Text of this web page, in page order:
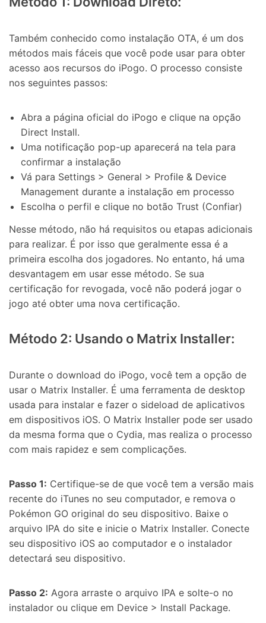
Também conhecido como instalação OTA, é um dos
métodos mais fáceis que você pode usar para obter
acesso aos recursos do iPogo. O processo consiste
nos seguintes passos:
Abra a página oficial do iPogo e clique na opção
Direct Install.
Uma notificação pop-up aparecerá na tela para
confirmar a instalação
Vá para Settings > General > Profile & Device
Management durante a instalação em processo
Escolha o perfil e clique no botão Trust (Confiar)
Nesse método, não há requisitos ou etapas adicionais
para realizar. É por isso que geralmente essa é a
primeira escolha dos jogadores. No entanto, há uma
desvantagem em usar esse método. Se sua
certificação for revogada, você não poderá jogar o
jogo até obter uma nova certificação.
Método 2: Usando o Matrix Installer:
Durante o download do iPogo, você tem a opção de
usar o Matrix Installer. É uma ferramenta de desktop
usada para instalar e fazer o sideload de aplicativos
em dispositivos iOS. O Matrix Installer pode ser usado
da mesma forma que o Cydia, mas realiza o processo
com mais rapidez e sem complicações.
Passo 1: Certifique-se de que você tem a versão mais
recente do iTunes no seu computador, e remova o
Pokémon GO original do seu dispositivo. Baixe o
arquivo IPA do site e inicie o Matrix Installer. Conecte
seu dispositivo iOS ao computador e o instalador
detectará seu dispositivo.
Passo 2: Agora arraste o arquivo IPA e solte-o no
instalador ou clique em Device > Install Package.